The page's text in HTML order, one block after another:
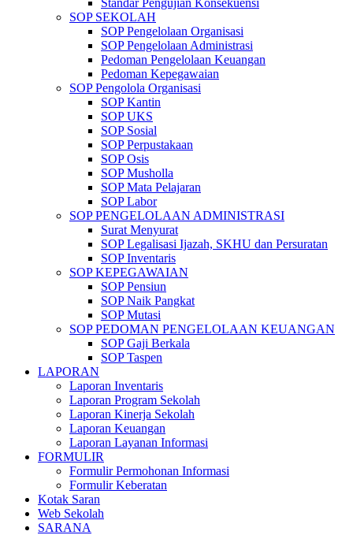
Standar Pengujian Konsekuensi
SOP SEKOLAH
SOP Pengelolaan Organisasi
SOP Pengelolaan Administrasi
Pedoman Pengelolaan Keuangan
Pedoman Kepegawaian
SOP Pengolola Organisasi
SOP Kantin
SOP UKS
SOP Sosial
SOP Perpustakaan
SOP Osis
SOP Musholla
SOP Mata Pelajaran
SOP Labor
SOP PENGELOLAAN ADMINISTRASI
Surat Menyurat
SOP Legalisasi Ijazah, SKHU dan Persuratan
SOP Inventaris
SOP KEPEGAWAIAN
SOP Pensiun
SOP Naik Pangkat
SOP Mutasi
SOP PEDOMAN PENGELOLAAN KEUANGAN
SOP Gaji Berkala
SOP Taspen
LAPORAN
Laporan Inventaris
Laporan Program Sekolah
Laporan Kinerja Sekolah
Laporan Keuangan
Laporan Layanan Informasi
FORMULIR
Formulir Permohonan Informasi
Formulir Keberatan
Kotak Saran
Web Sekolah
SARANA